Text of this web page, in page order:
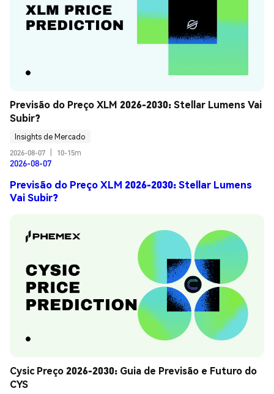
Previsão do Preço XLM 2026-2030: Stellar Lumens Vai
Subir?
Insights de Mercado
2026-08-07
10-15m
2026-08-07
Previsão do Preço XLM 2026-2030: Stellar Lumens
Vai Subir?
Cysic Preço 2026-2030: Guia de Previsão e Futuro do
CYS